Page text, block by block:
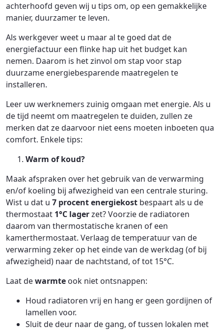
achterhoofd geven wij u tips om, op een gemakkelijke
manier, duurzamer te leven.
Als werkgever weet u maar al te goed dat de
energiefactuur een flinke hap uit het budget kan
nemen. Daarom is het zinvol om stap voor stap
duurzame energiebesparende maatregelen te
installeren.
Leer uw werknemers zuinig omgaan met energie. Als u
de tijd neemt om maatregelen te duiden, zullen ze
merken dat ze daarvoor niet eens moeten inboeten qua
comfort. Enkele tips:
Warm of koud?
Maak afspraken over het gebruik van de verwarming
en/of koeling bij afwezigheid van een centrale sturing.
Wist u dat u 7 procent energiekost bespaart als u de
thermostaat 1°C lagerzet? Voorzie de radiatoren
daarom van thermostatische kranen of een
kamerthermostaat. Verlaag de temperatuur van de
verwarming zeker op het einde van de werkdag (of bij
afwezigheid) naar de nachtstand, of tot 15°C.
Laat dewarmte ook niet ontsnappen:
Houd radiatoren vrij en hang er geen gordijnen of
lamellen voor.
Sluit de deur naar de gang, of tussen lokalen met